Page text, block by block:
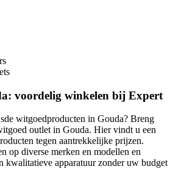
voordelig winkelen bij Expert
witgoedproducten in Gouda? Breng
outlet in Gouda. Hier vindt u een
tegen aantrekkelijke prijzen.
op diverse merken en modellen en
kwalitatieve apparatuur zonder uw budget